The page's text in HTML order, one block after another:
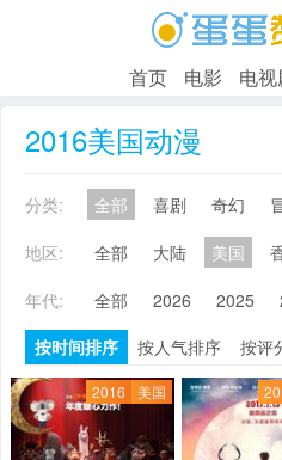
首页 电影 电视
2016美国动漫
分类: 全部 喜剧 奇幻
地区:
全部 大陆 美国
年代:
全部 2026 2025
按时间排序
按人气排序 按评
2016 美国